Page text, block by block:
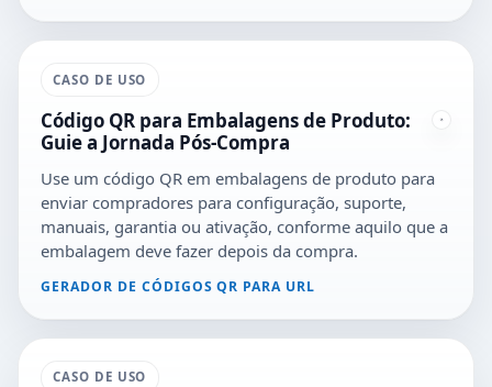
CASO DE USO
Código QR para Embalagens de Produto:
Guie a Jornada Pós-Compra
Use um código QR em embalagens de produto para
enviar compradores para configuração, suporte,
manuais, garantia ou ativação, conforme aquilo que a
embalagem deve fazer depois da compra.
GERADOR DE CÓDIGOS QR PARA URL
CASO DE USO